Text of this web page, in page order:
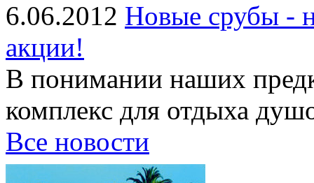
6.06.2012 Новые срубы -
акции!
В понимании наших
комплекс для отдыха
Все новости